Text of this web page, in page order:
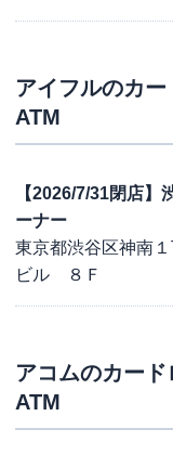
アイフルのカー
ATM
【2026/7/31閉店】
ーナー
東京都渋谷区神南
ビル ８Ｆ
アコムのカード
ATM